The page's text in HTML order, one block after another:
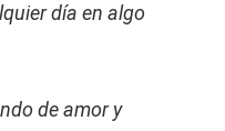
día en algo
de amor y